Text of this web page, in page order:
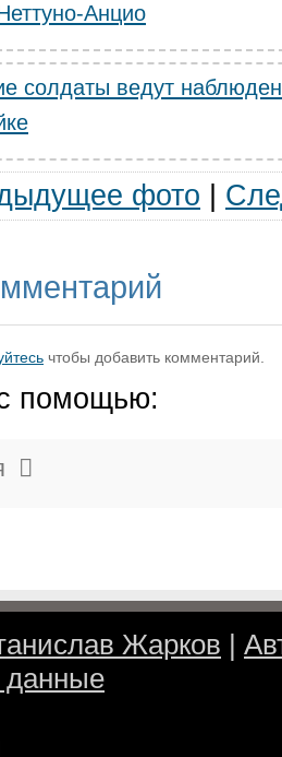
Анцио
солдаты ведут
фото
чтобы добавить комментарий.
помощью:
Жарков |
данные